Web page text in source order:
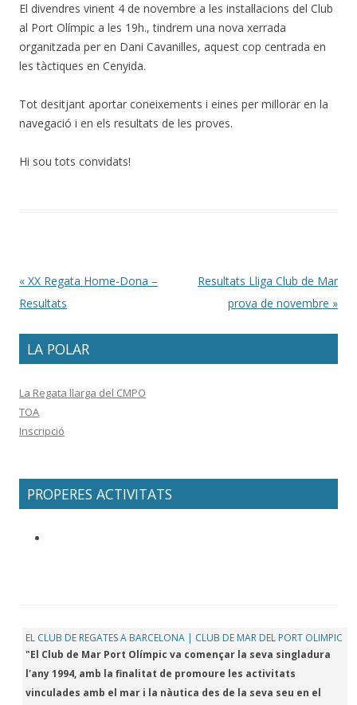
El divendres vinent 4 de novembre a les instal·lacions del Club
al Port Olímpic a les 19h., tindrem una nova xerrada
organitzada per en Dani Cavanilles, aquest cop centrada en
les tàctiques en Cenyida.
Tot desitjant aportar coneixements i eines per millorar en la
navegació i en els resultats de les proves.
Hi sou tots convidats!
Post navigation
« XX Regata Home-Dona –
Resultats
Resultats Lliga Club de Mar
prova de novembre »
LA POLAR
La Regata llarga del CMPO
TOA
Inscripció
PROPERES ACTIVITATS
EL CLUB DE REGATES A BARCELONA | CLUB DE MAR DEL PORT OLIMPIC
"El Club de Mar Port Olímpic va començar la seva singladura
l'any 1994, amb la finalitat de promoure les activitats
vinculades amb el mar i la nàutica des de la seva seu en el